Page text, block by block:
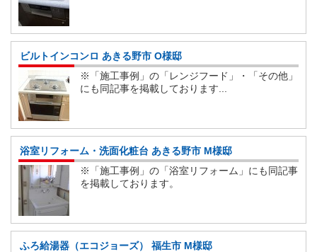
ビルトインコンロ あきる野市 O様邸
※「施工事例」の「レンジフード」・「その他」
にも同記事を掲載しております...
浴室リフォーム・洗面化粧台 あきる野市 M様邸
※「施工事例」の「浴室リフォーム」にも同記事
を掲載しております。
ふろ給湯器（エコジョーズ） 福生市 M様邸